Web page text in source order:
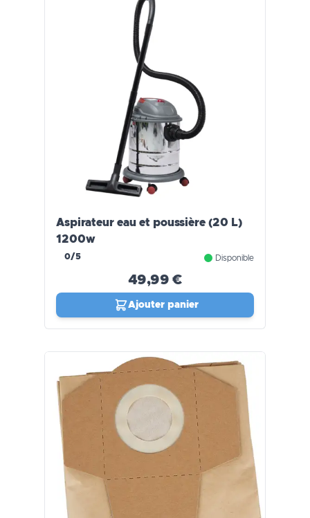
Aspirateur eau et poussière (20 L)
1200w
0/5 Disponible
49,99 €
Ajouter panier